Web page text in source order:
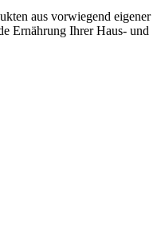
aus vorwiegend eigener
Ernährung Ihrer Haus- und